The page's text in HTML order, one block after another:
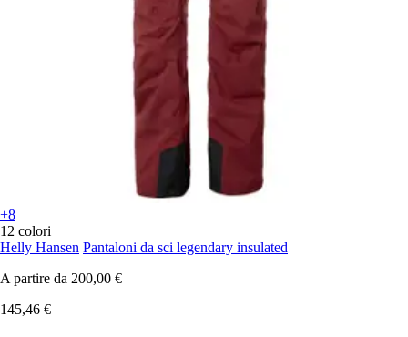
+8
12 colori
Helly Hansen Pantaloni da sci legendary insulated
A partire da 200,00 €
145,46 €